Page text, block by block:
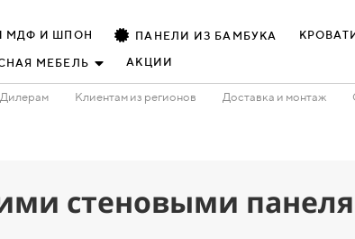
МДФ И ШПОН ПАНЕЛИ ИЗ БАМБУКА
МЕБЕЛЬ АКЦИИ
Дилерам Клиентам из регионов Доставка и монтаж
стеновыми